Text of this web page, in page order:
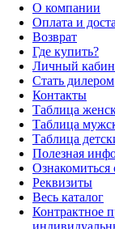
О компании
Оплата и
Возврат
Где купить?
Личный
Стать дилером
Контакты
Таблица
Таблица
Таблица
Полезная
Ознакомиться
Реквизиты
Весь каталог
Контрактное